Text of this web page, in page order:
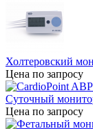
Холтеровский
Цена по запросу
Суточный
Цена по запросу